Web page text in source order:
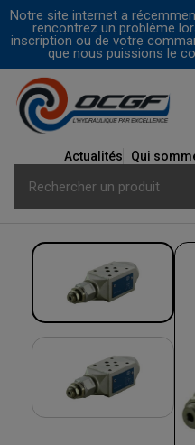
Notre site internet a
rencontrez un problème
inscription ou de votre
que nous puissions le
Actualités Qui